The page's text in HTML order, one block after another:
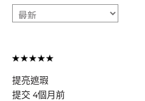
提亮遮瑕
提交 4個月前